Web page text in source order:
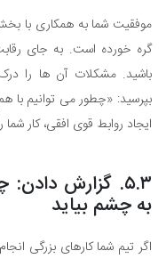
موفقیت شما به همکاری با
گره خورده است. به جای
باشید. مشکلات آن ها را
بپرسید: «چطور می توانیم با
ایجاد روابط قوی افقی، کار
۵.۳. گزارش
به چشم بیاید
اگر تیم شما کارهای بزرگی